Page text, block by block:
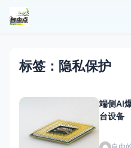
标签：隐私保护
端侧AI
台设备